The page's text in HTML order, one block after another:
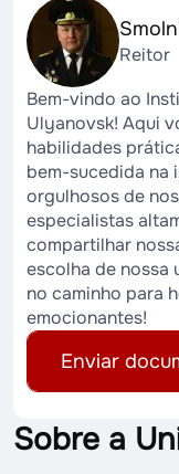
Reitor
Bem-vindo ao
Ulyanovsk! Aqui
habilidades
bem-sucedida na
orgulhosos de
especialistas
compartilhar
escolha de nossa
no caminho para
emocionantes!
Enviar
Sobre a